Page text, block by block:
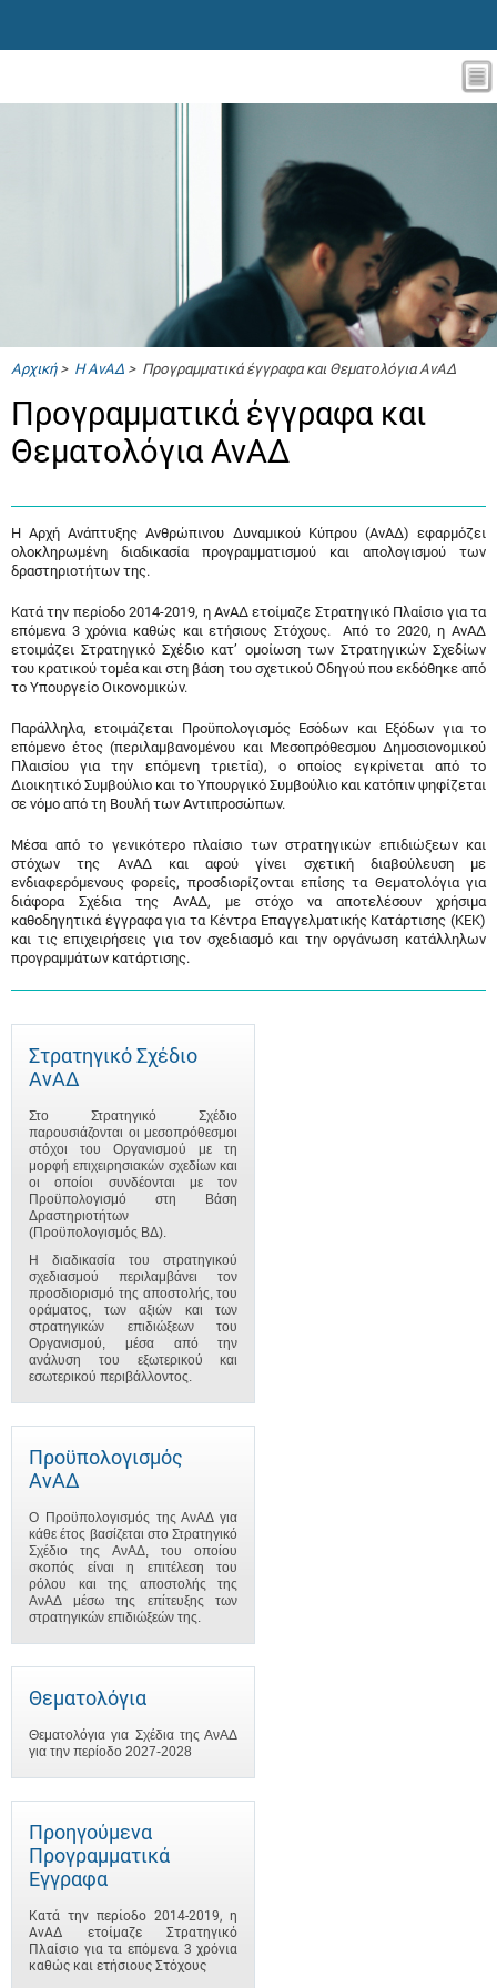
Αρχική> Η ΑνΑΔ > Προγραμματικά έγγραφα και Θεματολόγια ΑνΑΔ
Προγραμματικά έγγραφα και
Θεματολόγια ΑνΑΔ
Η Αρχή Ανάπτυξης Ανθρώπινου Δυναμικού Κύπρου (ΑνΑΔ) εφαρμόζει
ολοκληρωμένη διαδικασία προγραμματισμού και απολογισμού των
δραστηριοτήτων της.
Κατά την περίοδο 2014-2019, η ΑνΑΔ ετοίμαζε Στρατηγικό Πλαίσιο για τα
επόμενα 3 χρόνια καθώς και ετήσιους Στόχους. Από το 2020, η ΑνΑΔ
ετοιμάζει Στρατηγικό Σχέδιο κατ’ ομοίωση των Στρατηγικών Σχεδίων
του κρατικού τομέα και στη βάση του σχετικού Οδηγού που εκδόθηκε από
το Υπουργείο Οικονομικών.
Παράλληλα, ετοιμάζεται Προϋπολογισμός Εσόδων και Εξόδων για το
επόμενο έτος (περιλαμβανομένου και Μεσοπρόθεσμου Δημοσιονομικού
Πλαισίου για την επόμενη τριετία), ο οποίος εγκρίνεται από το
Διοικητικό Συμβούλιο και το Υπουργικό Συμβούλιο και κατόπιν ψηφίζεται
σε νόμο από τη Βουλή των Αντιπροσώπων.
Μέσα από το γενικότερο πλαίσιο των στρατηγικών επιδιώξεων και
στόχων της ΑνΑΔ και αφού γίνει σχετική διαβούλευση με
ενδιαφερόμενους φορείς, προσδιορίζονται επίσης τα Θεματολόγια για
διάφορα Σχέδια της ΑνΑΔ, με στόχο να αποτελέσουν χρήσιμα
καθοδηγητικά έγγραφα για τα Κέντρα Επαγγελματικής Κατάρτισης (ΚΕΚ)
και τις επιχειρήσεις για τον σχεδιασμό και την οργάνωση κατάλληλων
προγραμμάτων κατάρτισης.
Στρατηγικό Σχέδιο
ΑνΑΔ
Στο Στρατηγικό Σχέδιο
παρουσιάζονται οι μεσοπρόθεσμοι
στόχοι του Οργανισμού με τη
μορφή επιχειρησιακών σχεδίων και
οι οποίοι συνδέονται με τον
Προϋπολογισμό στη Βάση
Δραστηριοτήτων
(Προϋπολογισμός ΒΔ).
Η διαδικασία του στρατηγικού
σχεδιασμού περιλαμβάνει τον
προσδιορισμό της αποστολής, του
οράματος, των αξιών και των
στρατηγικών επιδιώξεων του
Οργανισμού, μέσα από την
ανάλυση του εξωτερικού και
εσωτερικού περιβάλλοντος.
Προϋπολογισμός
ΑνΑΔ
Ο Προϋπολογισμός της ΑνΑΔ για
κάθε έτος βασίζεται στο Στρατηγικό
Σχέδιο της ΑνΑΔ, του οποίου
σκοπός είναι η επιτέλεση του
ρόλου και της αποστολής της
ΑνΑΔ μέσω της επίτευξης των
στρατηγικών επιδιώξεών της.
Θεματολόγια
Θεματολόγια για Σχέδια της ΑνΑΔ
για την περίοδο 2027-2028
Προηγούμενα
Προγραμματικά
Έγγραφα
Κατά την περίοδο 2014-2019, η
ΑνΑΔ ετοίμαζε Στρατηγικό
Πλαίσιο για τα επόμενα 3 χρόνια
καθώς και ετήσιους Στόχους